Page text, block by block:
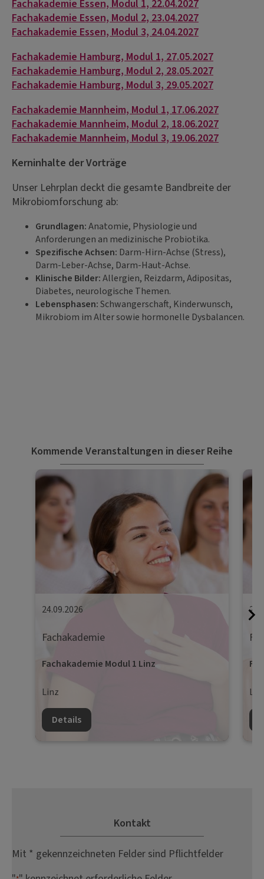
Fachakademie Essen, Modul 1, 22.04.2027
Fachakademie Essen, Modul 2, 23.04.2027
Fachakademie Essen, Modul 3, 24.04.2027
Fachakademie Hamburg, Modul 1, 27.05.2027
Fachakademie Hamburg, Modul 2, 28.05.2027
Fachakademie Hamburg, Modul 3, 29.05.2027
Fachakademie Mannheim, Modul 1, 17.06.2027
Fachakademie Mannheim, Modul 2, 18.06.2027
Fachakademie Mannheim, Modul 3, 19.06.2027
Kerninhalte der Vorträge
Unser Lehrplan deckt die gesamte Bandbreite der
Mikrobiomforschung ab:
Grundlagen:Anatomie, Physiologie und
Anforderungen an medizinische Probiotika.
Spezifische Achsen: Darm-Hirn-Achse (Stress),
Darm-Leber-Achse, Darm-Haut-Achse.
Klinische Bilder:Allergien, Reizdarm, Adipositas,
Diabetes, neurologische Themen.
Lebensphasen:Schwangerschaft, Kinderwunsch,
Mikrobiom im Alter sowie hormonelle Dysbalancen.
Kommende Veranstaltungen in dieser Reihe
24.09.2026
Fachakademie
Fachakademie Modul 1 Linz
Linz
Details
Kontakt
Mit * gekennzeichneten Felder sind Pflichtfelder